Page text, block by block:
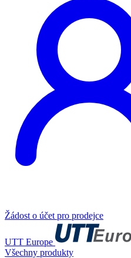
Žádost o účet pro prodejce
UTT Europe
Všechny produkty